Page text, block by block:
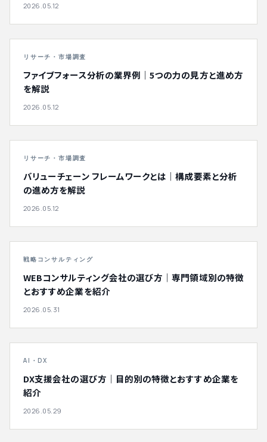
2026.05.12
リサーチ・市場調査
ファイブフォース分析の業界例｜5つの力の見方と進め方
を解説
2026.05.12
リサーチ・市場調査
バリューチェーン フレームワークとは｜構成要素と分析
の進め方を解説
2026.05.12
戦略コンサルティング
WEBコンサルティング会社の選び方｜専門領域別の特徴
とおすすめ企業を紹介
2026.05.31
AI・DX
DX支援会社の選び方｜目的別の特徴とおすすめ企業を
紹介
2026.05.29